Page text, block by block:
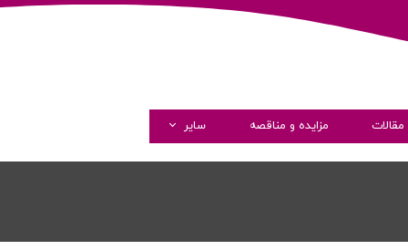
مقالات مزایده و مناقصه سایر